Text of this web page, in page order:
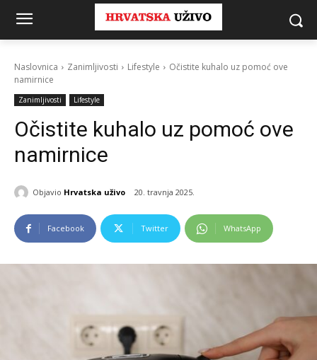
Naslovnica Zanimljivosti Lifestyle
Očistite kuhalo uz pomoć ove
namirnice
Zanimljivosti Lifestyle
Očistite kuhalo uz pomoć ove
namirnice
Objavio Hrvatska uživo 20. travnja 2025.
Facebook Twitter WhatsApp